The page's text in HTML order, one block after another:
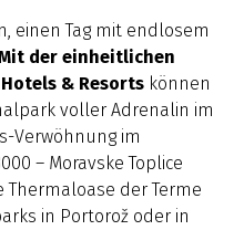
einen Tag mit endlosem
der einheitlichen
& Resorts können
voller Adrenalin im
Verwöhnung im
– Moravske Toplice
Thermaloase der Terme
in Portorož oder in